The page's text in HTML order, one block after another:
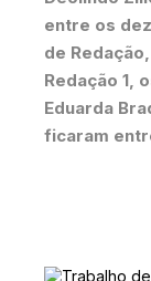
entre os
de
Redação 1,
Eduarda
ficaram